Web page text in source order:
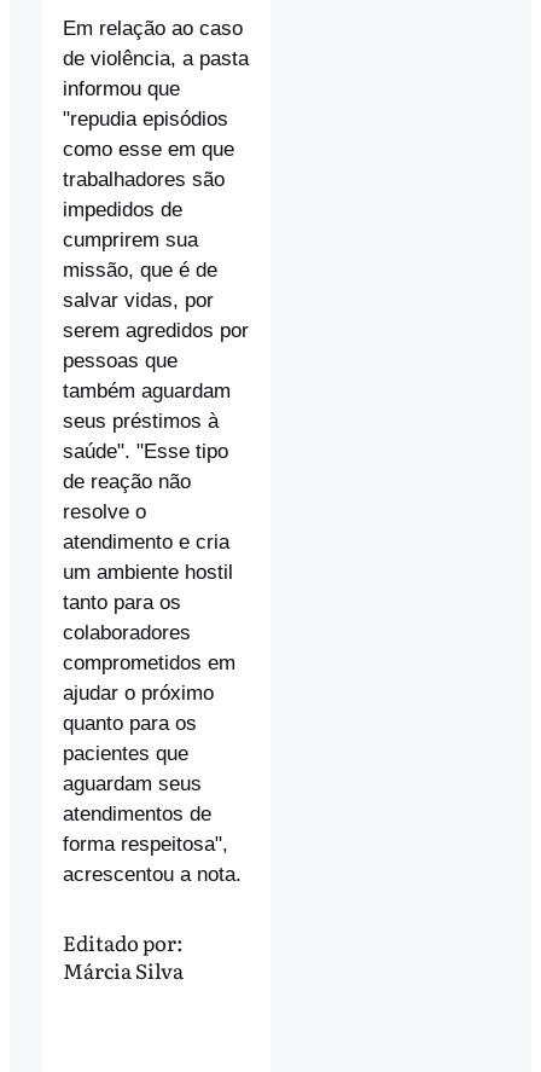
Em relação ao caso
de violência, a pasta
informou que
"repudia episódios
como esse em que
trabalhadores são
impedidos de
cumprirem sua
missão, que é de
salvar vidas, por
serem agredidos por
pessoas que
também aguardam
seus préstimos à
saúde". "Esse tipo
de reação não
resolve o
atendimento e cria
um ambiente hostil
tanto para os
colaboradores
comprometidos em
ajudar o próximo
quanto para os
pacientes que
aguardam seus
atendimentos de
forma respeitosa",
acrescentou a nota.
Editado por:
Márcia Silva